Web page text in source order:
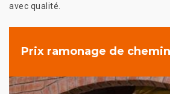
avec qualité.
Prix ramonage de